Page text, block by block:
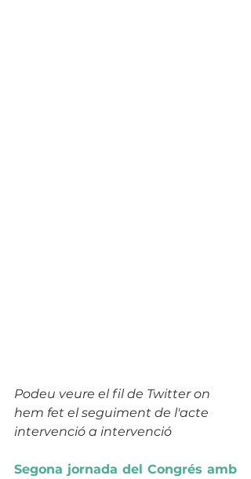
Podeu veure el fil de Twitter on
hem fet el seguiment de l'acte
intervenció a intervenció
Segona jornada del Congrés amb